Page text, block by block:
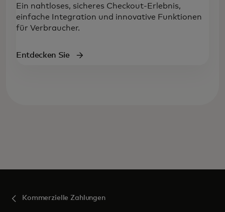
Ein nahtloses, sicheres Checkout-Erlebnis,
einfache Integration und innovative Funktionen
für Verbraucher.
Entdecken Sie
Kommerzielle Zahlungen